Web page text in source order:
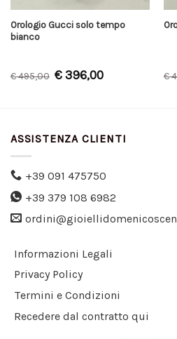
Orologio Gucci solo tempo
bianco
€495,00 €396,00 €
ASSISTENZA CLIENTI
+39 091 475750
+39 379 108 6982
Informazioni Legali
Privacy Policy
Termini e Condizioni
Recedere dal contratto qui